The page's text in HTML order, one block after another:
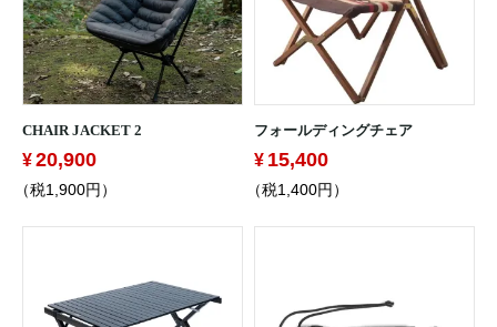
CHAIR JACKET 2
20,900
（税1,900円）
フォールディングチェア
15,400
（税1,400円）